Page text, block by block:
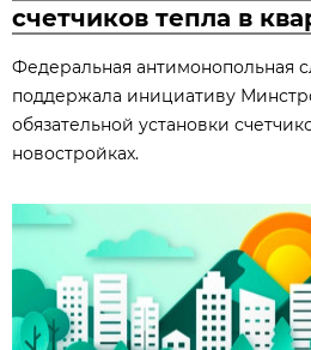
счетчиков тепла в
Федеральная антимонопольная
поддержала инициативу
обязательной установки
новостройках.